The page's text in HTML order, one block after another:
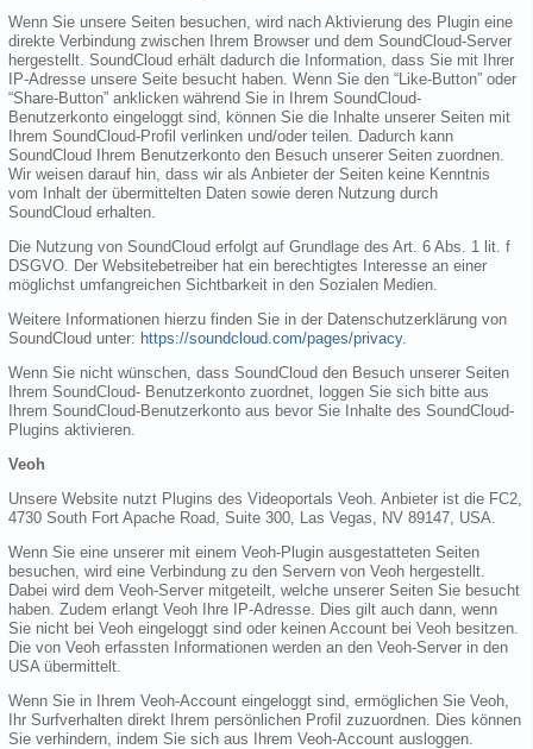
Wenn Sie unsere Seiten besuchen, wird nach Aktivierung des Plugin eine
direkte Verbindung zwischen Ihrem Browser und dem SoundCloud-Server
hergestellt. SoundCloud erhält dadurch die Information, dass Sie mit Ihrer
IP-Adresse unsere Seite besucht haben. Wenn Sie den “Like-Button” oder
“Share-Button” anklicken während Sie in Ihrem SoundCloud-
Benutzerkonto eingeloggt sind, können Sie die Inhalte unserer Seiten mit
Ihrem SoundCloud-Profil verlinken und/oder teilen. Dadurch kann
SoundCloud Ihrem Benutzerkonto den Besuch unserer Seiten zuordnen.
Wir weisen darauf hin, dass wir als Anbieter der Seiten keine Kenntnis
vom Inhalt der übermittelten Daten sowie deren Nutzung durch
SoundCloud erhalten.
Die Nutzung von SoundCloud erfolgt auf Grundlage des Art. 6 Abs. 1 lit. f
DSGVO. Der Websitebetreiber hat ein berechtigtes Interesse an einer
möglichst umfangreichen Sichtbarkeit in den Sozialen Medien.
Weitere Informationen hierzu finden Sie in der Datenschutzerklärung von
SoundCloud unter: https://soundcloud.com/pages/privacy.
Wenn Sie nicht wünschen, dass SoundCloud den Besuch unserer Seiten
Ihrem SoundCloud- Benutzerkonto zuordnet, loggen Sie sich bitte aus
Ihrem SoundCloud-Benutzerkonto aus bevor Sie Inhalte des SoundCloud-
Plugins aktivieren.
Veoh
Unsere Website nutzt Plugins des Videoportals Veoh. Anbieter ist die FC2,
4730 South Fort Apache Road, Suite 300, Las Vegas, NV 89147, USA.
Wenn Sie eine unserer mit einem Veoh-Plugin ausgestatteten Seiten
besuchen, wird eine Verbindung zu den Servern von Veoh hergestellt.
Dabei wird dem Veoh-Server mitgeteilt, welche unserer Seiten Sie besucht
haben. Zudem erlangt Veoh Ihre IP-Adresse. Dies gilt auch dann, wenn
Sie nicht bei Veoh eingeloggt sind oder keinen Account bei Veoh besitzen.
Die von Veoh erfassten Informationen werden an den Veoh-Server in den
USA übermittelt.
Wenn Sie in Ihrem Veoh-Account eingeloggt sind, ermöglichen Sie Veoh,
Ihr Surfverhalten direkt Ihrem persönlichen Profil zuzuordnen. Dies können
Sie verhindern, indem Sie sich aus Ihrem Veoh-Account ausloggen.